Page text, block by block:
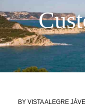
BY VISTA ALEGRE